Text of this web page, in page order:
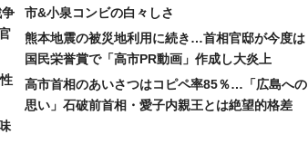
市&小泉コンビの白々しさ
熊本地震の被災地利用に続き…首相官邸が今度は
国民栄誉賞で「高市PR動画」作成し大炎上
高市首相のあいさつはコピペ率85％…「広島への
思い」石破前首相・愛子内親王とは絶望的格差